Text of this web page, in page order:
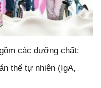
các dưỡng chất:
thể tự nhiên (IgA,